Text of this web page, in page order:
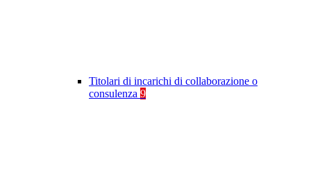
Titolari di incarichi di collaborazione o
consulenza 9